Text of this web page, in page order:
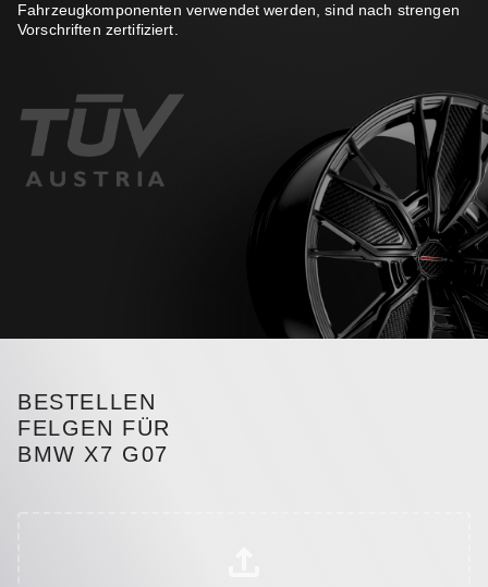
Fahrzeugkomponenten verwendet werden, sind nach strengen
Vorschriften zertifiziert.
BESTELLEN
FELGEN FÜR
BMW X7 G07